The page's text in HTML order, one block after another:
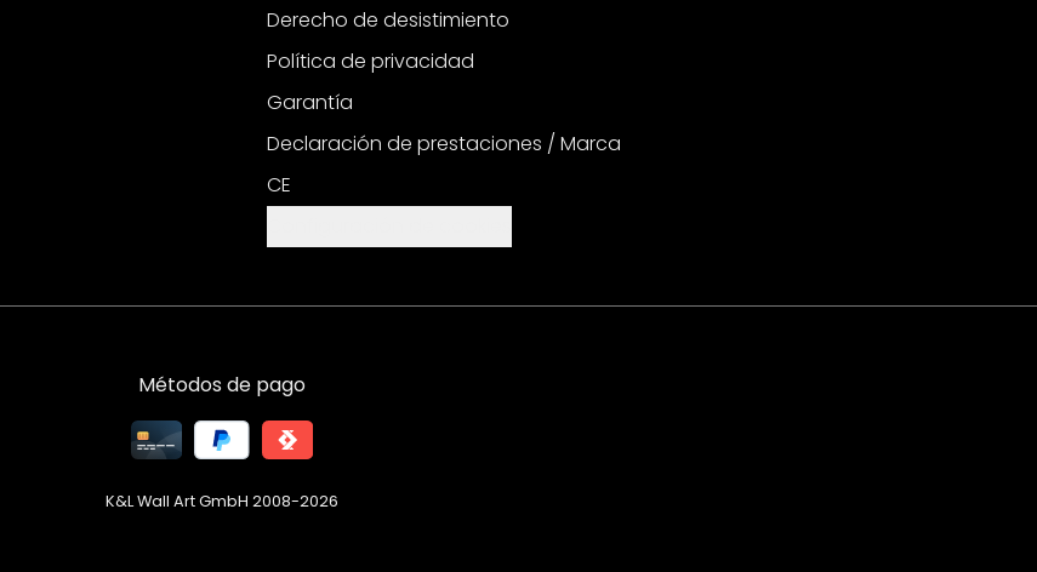
Derecho de desistimiento
Política de privacidad
Garantía
Declaración de prestaciones / Marca
CE
Métodos de pago
K&L Wall Art GmbH 2008-2026